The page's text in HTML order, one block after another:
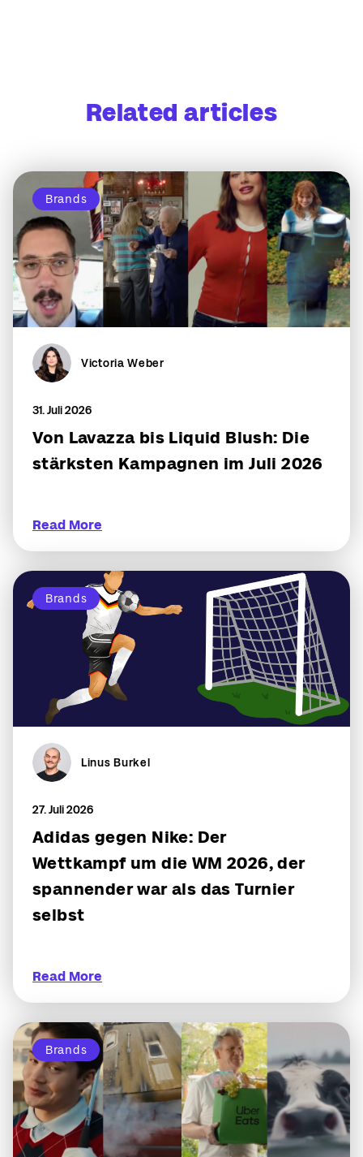
Related articles
Brands
Victoria Weber
31. Juli 2026
Von Lavazza bis Liquid Blush: Die
stärksten Kampagnen im Juli 2026
Read More
Brands
Linus Burkel
27. Juli 2026
Adidas gegen Nike: Der
Wettkampf um die WM 2026, der
spannender war als das Turnier
selbst
Read More
Brands